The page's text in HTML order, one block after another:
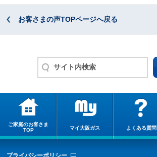
お客さまの声TOPページへ戻る
ご家庭のお客さま
TOP
マイ大阪ガス よくある質問
プライバシーポリシー